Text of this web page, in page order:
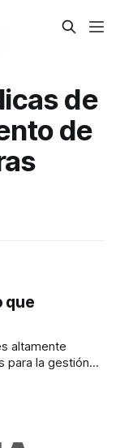
de
de
que
altamente
para la gestión